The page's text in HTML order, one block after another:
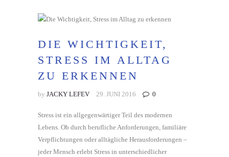
DIE WICHTIGKEIT,
STRESS IM ALLTAG
ZU ERKENNEN
by JACKY LEFEV 29. JUNI 2016 0
Stress ist ein allgegenwärtiger Teil des modernen
Lebens. Ob durch berufliche Anforderungen, familiäre
Verpflichtungen oder alltägliche Herausforderungen –
jeder Mensch erlebt Stress in unterschiedlicher